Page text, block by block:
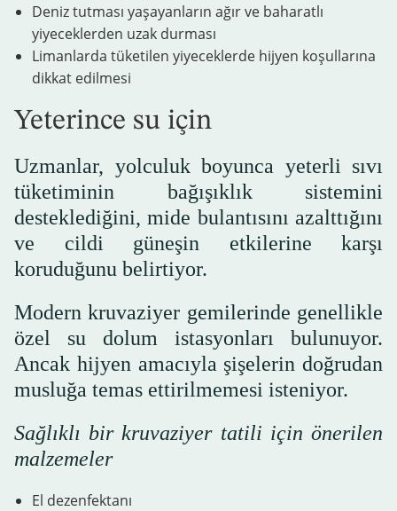
Deniz tutması yaşayanların ağır ve baharatlı
yiyeceklerden uzak durması
Limanlarda tüketilen yiyeceklerde hijyen koşullarına
dikkat edilmesi
Yeterince su için
Uzmanlar, yolculuk boyunca yeterli sıvı
tüketiminin bağışıklık sistemini
desteklediğini, mide bulantısını azalttığını
ve cildi güneşin etkilerine karşı
koruduğunu belirtiyor.
Modern kruvaziyer gemilerinde genellikle
özel su dolum istasyonları bulunuyor.
Ancak hijyen amacıyla şişelerin doğrudan
musluğa temas ettirilmemesi isteniyor.
Sağlıklı bir kruvaziyer tatili için önerilen
malzemeler
El dezenfektanı